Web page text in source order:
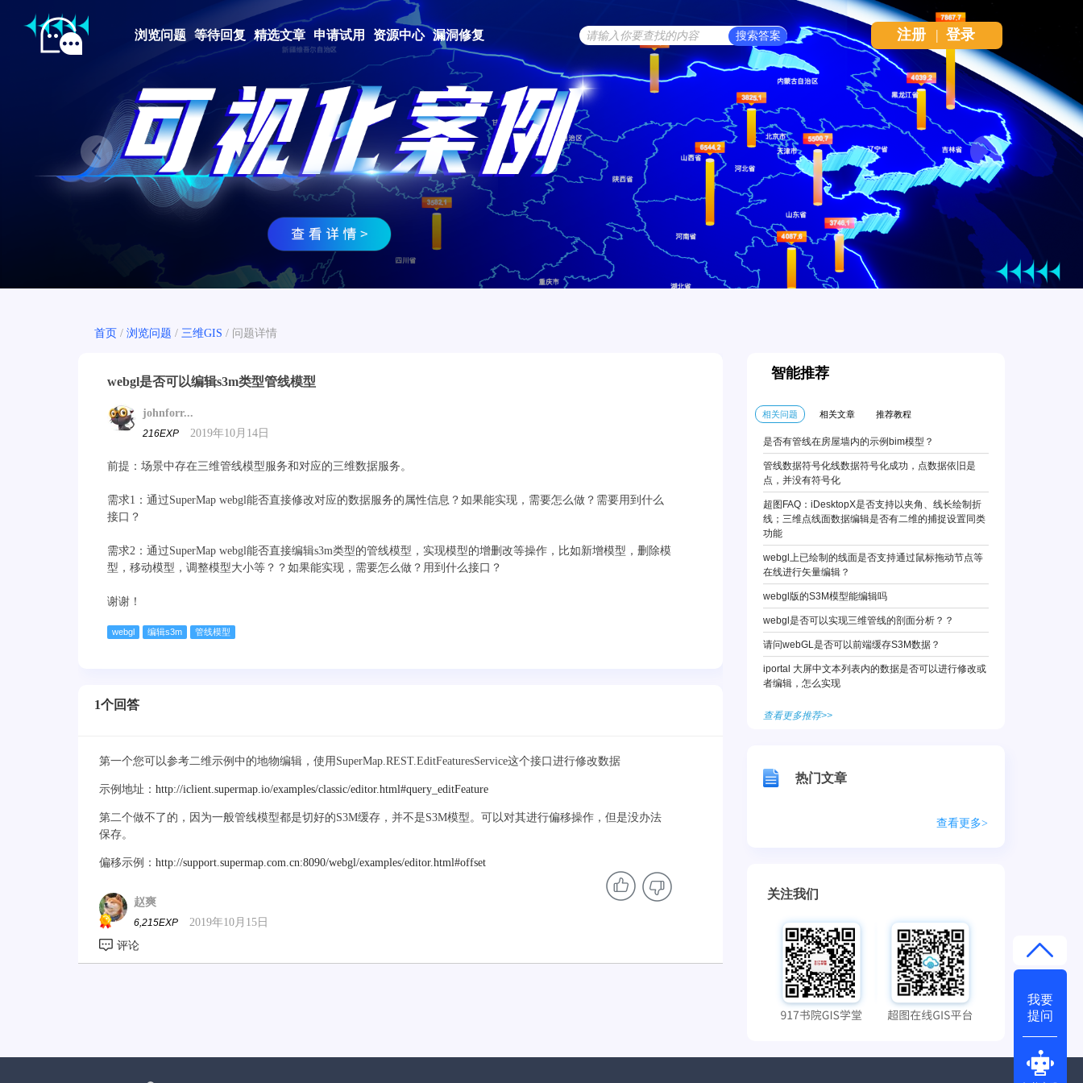
Next
Prev
浏览问题 等待回复 精选文章 申请试用 资源中心 漏洞修复 注册 | 登录
我要
提问
首页 / 浏览问题 / 三维GIS / 问题详情
webgl是否可以编辑s3m类型管线模型
johnforr...
216EXP 2019年10月14日
前提：场景中存在三维管线模型服务和对应的三维数据服务。
需求1：通过SuperMap webgl能否直接修改对应的数据服务的属性信息？如果能实现，需要怎么做？需要用到什么
接口？
需求2：通过SuperMap webgl能否直接编辑s3m类型的管线模型，实现模型的增删改等操作，比如新增模型，删除模
型，移动模型，调整模型大小等？？如果能实现，需要怎么做？用到什么接口？
谢谢！
webgl 编辑s3m 管线模型
1个回答
第一个您可以参考二维示例中的地物编辑，使用SuperMap.REST.EditFeaturesService这个接口进行修改数据
示例地址： http://iclient.supermap.io/examples/classic/editor.html#query_editFeature
第二个做不了的，因为一般管线模型都是切好的S3M缓存，并不是S3M模型。可以对其进行偏移操作，但是没办法
保存。
偏移示例： http://support.supermap.com.cn:8090/webgl/examples/editor.html#offset
赵爽
6,215EXP 2019年10月15日
智能推荐
相关问题 相关文章 推荐教程
是否有管线在房屋墙内的示例bim模型？
管线数据符号化线数据符号化成功，点数据依旧是
点，并没有符号化
超图FAQ：iDesktopX是否支持以夹角、线长绘制折
线；三维点线面数据编辑是否有二维的捕捉设置同类
功能
webgl上已绘制的线面是否支持通过鼠标拖动节点等
在线进行矢量编辑？
webgl版的S3M模型能编辑吗
webgl是否可以实现三维管线的剖面分析？？
请问webGL是否可以前端缓存S3M数据？
iportal 大屏中文本列表内的数据是否可以进行修改或
者编辑，怎么实现
查看更多推荐>>
热门文章
查看更多>
关注我们